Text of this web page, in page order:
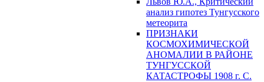
анализ гипотез Тунгусского
метеорита
ПРИЗНАКИ
КОСМОХИМИЧЕСКОЙ
АНОМАЛИИ В РАЙОНЕ
ТУНГУССКОЙ
КАТАСТРОФЫ 1908 г. С.